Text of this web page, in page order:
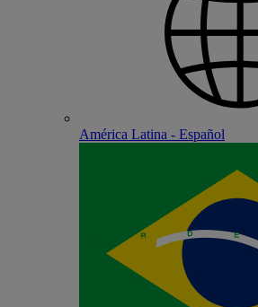
América Latina - Español